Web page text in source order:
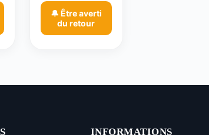
🔔 Être averti
du retour
INFORMATIONS